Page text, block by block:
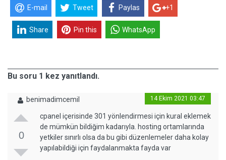
E-mail Tweet Paylas +1
Share Pin this WhatsApp
Bu soru 1 kez yanıtlandı.
benimadimcemil 14 Ekim 2021 03:47
0
cpanel içerisinde 301 yönlendirmesi için kural eklemek
de mümkün bildiğim kadarıyla. hosting ortamlarında
yetkiler sınırlı olsa da bu gibi düzenlemeler daha kolay
yapılabildiği için faydalanmakta fayda var